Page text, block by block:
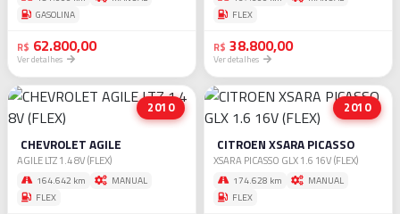
GASOLINA
R$ 62.800,00
Ver detalhes
FLEX
R$ 38.800,00
Ver detalhes
2010
CHEVROLET AGILE
AGILE LTZ 1.4 8V (FLEX)
164.642 km
MANUAL
FLEX
2010
CITROEN XSARA PICASSO
XSARA PICASSO GLX 1.6 16V (FLEX)
174.628 km
MANUAL
FLEX